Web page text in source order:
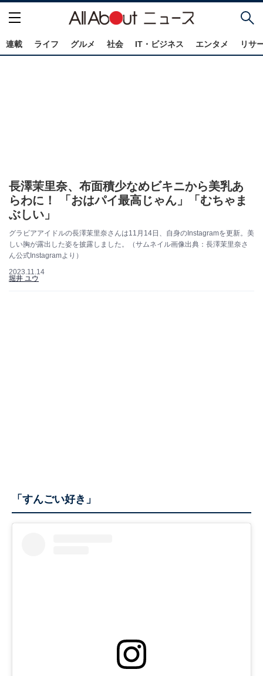
連載 ライフ グルメ 社会 IT・ビジネス エンタメ リサ
長澤茉里奈、布面積少なめビキニから美乳あ
らわに！ 「おはパイ最高じゃん」「むちゃま
ぶしい」
グラビアアイドルの長澤茉里奈さんは11月14日、自身のInstagramを更新。美
しい胸が露出した姿を披露しました。（サムネイル画像出典：長澤茉里奈さ
ん公式Instagramより）
2023.11.14
堀井 ユウ
「すんごい好き」